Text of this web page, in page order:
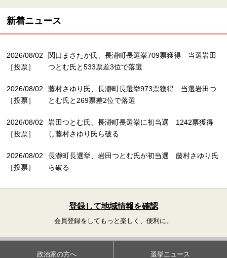
新着ニュース
2026/08/02
［投票］
関口まさたか氏、長瀞町長選挙709票獲得 当選岩田
つとむ氏と533票差3位で落選
2026/08/02
［投票］
藤村さゆり氏、長瀞町長選挙973票獲得 当選岩田つ
とむ氏と269票差2位で落選
2026/08/02
［投票］
岩田つとむ氏、長瀞町長選挙に初当選 1242票獲得
し藤村さゆり氏ら破る
2026/08/02
［投票］
長瀞町長選挙、岩田つとむ氏が初当選 藤村さゆり氏
ら破る
登録して地域情報を確認
会員登録をしてもっと楽しく、便利に。
政治家の方へ 選挙ニュース